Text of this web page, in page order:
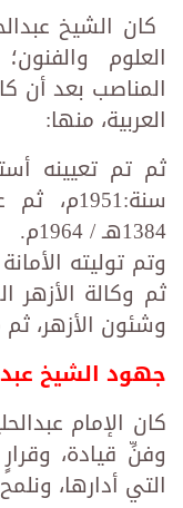
كان الشيخ
العلوم
المناصب بعد أن
العربية، منها:
ثم تم تعيينه
1384هـ / 1964م.
وتم توليته
وشئون الأزهر، ثم
جهود الشيخ
كان الإمام
وفنِّ قيادة،
التي أدارها،